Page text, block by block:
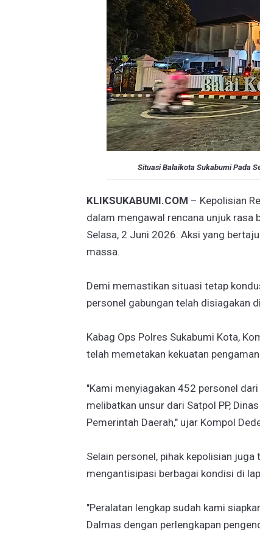
Situasi Balaikota Sukabumi Pada
KLIKSUKABUMI.COM – Kepolisian
dalam mengawal rencana unjuk rasa
Selasa, 2 Juni 2026. Aksi yang
massa.
Demi memastikan situasi tetap
personel gabungan telah disiagakan
Kabag Ops Polres Sukabumi Kota,
telah memetakan kekuatan
"Kami menyiagakan 452 personel
melibatkan unsur dari Satpol PP,
Pemerintah Daerah," ujar Kompol
Selain personel, pihak kepolisian
mengantisipasi berbagai kondisi di
"Peralatan lengkap sudah kami
Dalmas dengan perlengkapan